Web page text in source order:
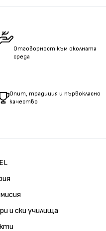
Отговорност към околната
среда
Опит, традиция и първокласно
качество
и ски училища